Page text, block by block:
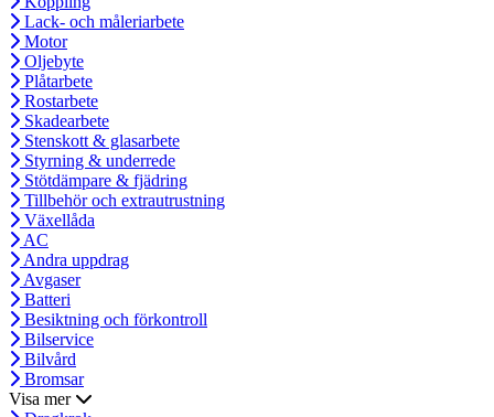
Lack- och måleriarbete
Motor
Oljebyte
Plåtarbete
Rostarbete
Skadearbete
Stenskott & glasarbete
Styrning & underrede
Stötdämpare & fjädring
Tillbehör och extrautrustning
Växellåda
AC
Andra uppdrag
Avgaser
Batteri
Besiktning och förkontroll
Bilservice
Bilvård
Bromsar
Visa mer